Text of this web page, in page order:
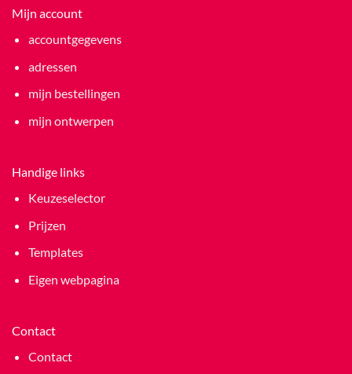
Mijn account
accountgegevens
adressen
mijn bestellingen
mijn ontwerpen
Handige links
Keuzeselector
Prijzen
Templates
Eigen webpagina
Contact
Contact